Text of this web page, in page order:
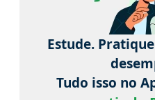
Estude.
Tudo isso no